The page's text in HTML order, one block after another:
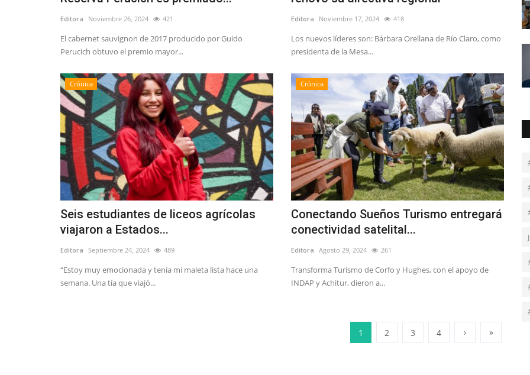
Editora Noviembre 26, 2024 421
El cabernet sauvignon de 2017 producido por Guido
Perucich obtuvo el premio mayor...
Editora Noviembre 17, 2024 418
Los nuevos líderes son: Bárbara Orellana de Río Claro, como
presidenta de la Mesa...
Crónica
Seis estudiantes de liceos agrícolas
viajaron a Estados...
Editora Septiembre 24, 2024 489
“Estoy muy emocionada y tenía mi maleta lista hace una
semana. Una tía que viajó...
Crónica
Conectando Sueños Turismo entregará
conectividad satelital...
Editora Agosto 29, 2024 261
Transforma Turismo de Corfo y Hughes, con el apoyo de
INDAP y Achitur, dieron a...
1 2 3 4 › »